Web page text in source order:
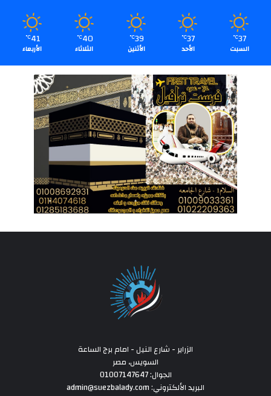
37
℃
السبت
37
℃
الأحد
39
℃
الأثنين
40
℃
الثلاثاء
41
℃
الأربعاء
الزراير - شارع النيل - امام برج الساعة
السويس، مصر
الجوال: 01007147647
البريد الألكتروني: admin@suezbalady.com